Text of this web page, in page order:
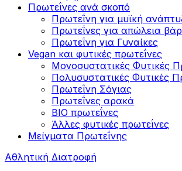
Πρωτεΐνες ανά σκοπό
Πρωτεΐνη για μυϊκή
Πρωτεΐνες για απώλεια
Πρωτεΐνη για Γυναίκες
Vegan και φυτικές πρωτεΐνες
Μονοσυστατικές Φυτικές
Πολυσυστατικές Φυτικές
Πρωτεΐνη Σόγιας
Πρωτεΐνες αρακά
ΒIO πρωτεΐνες
Άλλες φυτικές πρωτεΐνες
Μείγματα Πρωτεΐνης
Αθλητική Διατροφή